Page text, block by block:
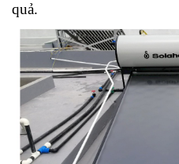
quả.